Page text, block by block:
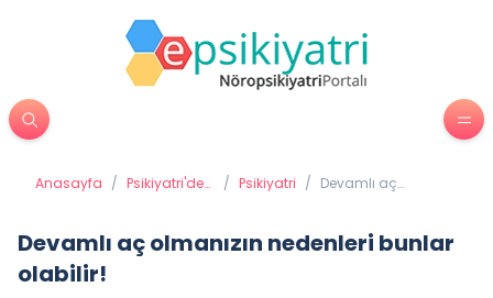
Anasayfa / Psikiyatri'de
/ Psikiyatri / Devamlı aç
Devamlı aç olmanızın nedenleri bunlar
olabilir!